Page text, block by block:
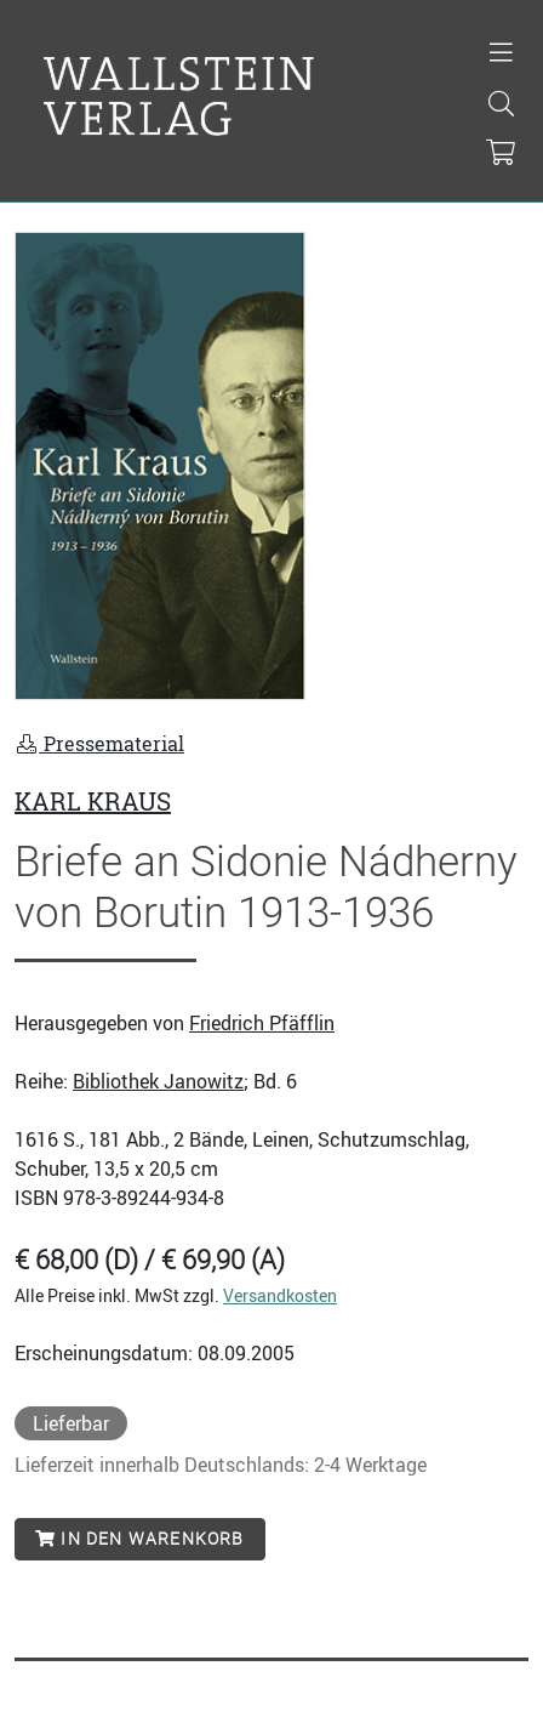
Pressematerial
KARL KRAUS
Briefe an Sidonie Nádherny
von Borutin 1913-1936
Herausgegeben von Friedrich Pfäfflin
Reihe: Bibliothek Janowitz; Bd. 6
1616 S., 181 Abb., 2 Bände, Leinen, Schutzumschlag,
Schuber, 13,5 x 20,5 cm
ISBN 978-3-89244-934-8
€ 68,00 (D) / € 69,90 (A)
Alle Preise inkl. MwSt zzgl. Versandkosten
Erscheinungsdatum: 08.09.2005
Lieferbar
Lieferzeit innerhalb Deutschlands: 2-4 Werktage
IN DEN WARENKORB